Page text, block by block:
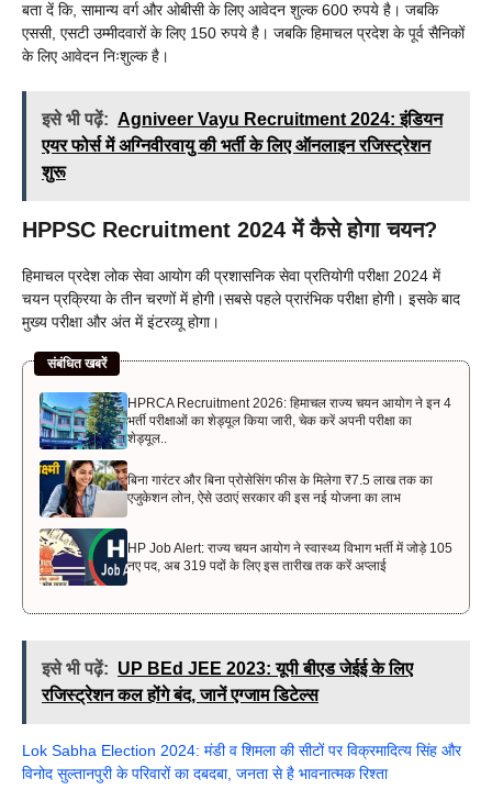
बता दें कि, सामान्य वर्ग और ओबीसी के लिए आवेदन शुल्क 600 रुपये है। जबकि
एससी, एसटी उम्मीदवारों के लिए 150 रुपये है। जबकि हिमाचल प्रदेश के पूर्व सैनिकों
के लिए आवेदन निःशुल्क है।
इसे भी पढ़ें: Agniveer Vayu Recruitment 2024: इंडियन
एयर फोर्स में अग्निवीरवायु की भर्ती के लिए ऑनलाइन रजिस्ट्रेशन
शुरू
HPPSC Recruitment 2024 में कैसे होगा चयन?
हिमाचल प्रदेश लोक सेवा आयोग की प्रशासनिक सेवा प्रतियोगी परीक्षा 2024 में
चयन प्रक्रिया के तीन चरणों में होगी।सबसे पहले प्रारंभिक परीक्षा होगी। इसके बाद
मुख्य परीक्षा और अंत में इंटरव्यू होगा।
संबंधित खबरें
HPRCA Recruitment 2026: हिमाचल राज्य चयन आयोग ने इन 4
भर्ती परीक्षाओं का शेड्यूल किया जारी, चेक करें अपनी परीक्षा का
शेड्यूल..
बिना गारंटर और बिना प्रोसेसिंग फीस के मिलेगा ₹7.5 लाख तक का
एजुकेशन लोन, ऐसे उठाएं सरकार की इस नई योजना का लाभ
HP Job Alert: राज्य चयन आयोग ने स्वास्थ्य विभाग भर्ती में जोड़े 105
नए पद, अब 319 पदों के लिए इस तारीख तक करें अप्लाई
इसे भी पढ़ें: UP BEd JEE 2023: यूपी बीएड जेईई के लिए
रजिस्ट्रेशन कल होंगे बंद, जानें एग्जाम डिटेल्स
Lok Sabha Election 2024: मंडी व शिमला की सीटों पर विक्रमादित्य सिंह और
विनोद सुल्तानपुरी के परिवारों का दबदबा, जनता से है भावनात्मक रिश्ता